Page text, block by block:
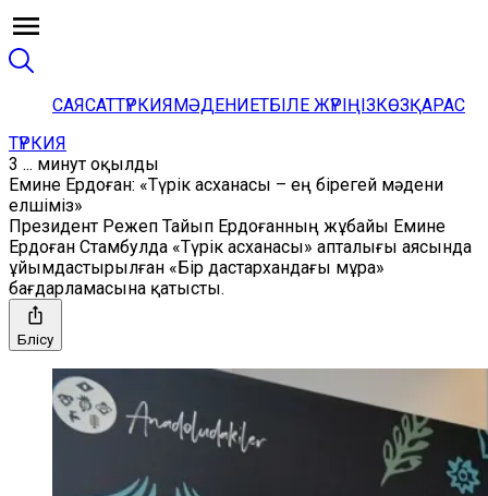
САЯСАТТҮРКИЯМӘДЕНИЕТБІЛЕ ЖҮРІҢІЗКӨЗҚАРАС
ТҮРКИЯ
3 ... минут оқылды
Емине Ердоған: «Түрік асханасы – ең бірегей мәдени
елшіміз»
Президент Режеп Тайып Ердоғанның жұбайы Емине
Ердоған Стамбулда «Түрік асханасы» апталығы аясында
ұйымдастырылған «Бір дастархандағы мұра»
бағдарламасына қатысты.
Бөлісу